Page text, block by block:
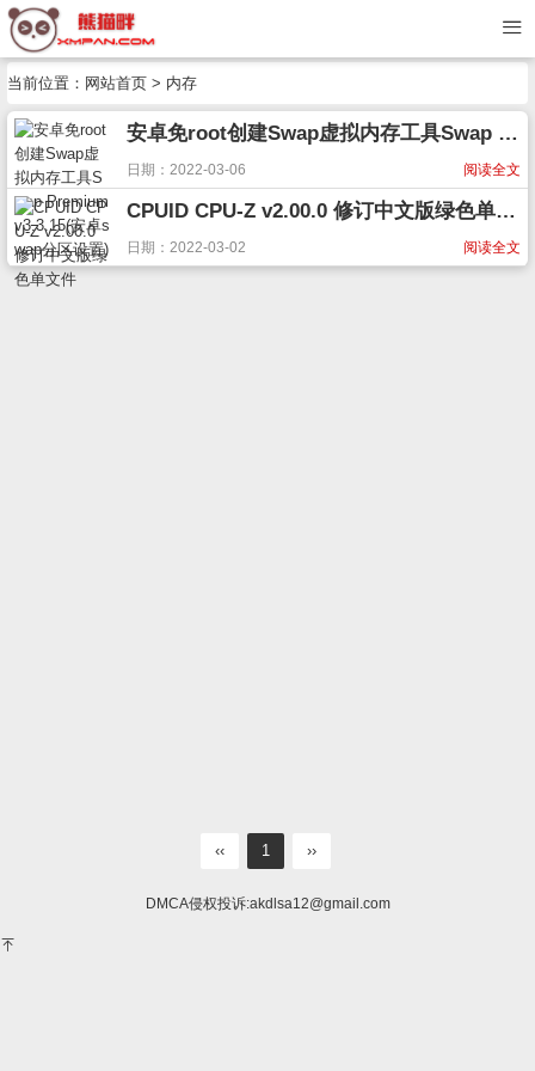
当前位置： 网站首页 > 内存
安卓免root创建Swap虚拟内存工具Swap Premium v3.3.15(安卓swap分区设置)
阅读全文
日期：2022-03-06
CPUID CPU-Z v2.00.0 修订中文版绿色单文件
阅读全文
日期：2022-03-02
‹‹ 1 ››
DMCA侵权投诉:akdlsa12@gmail.com